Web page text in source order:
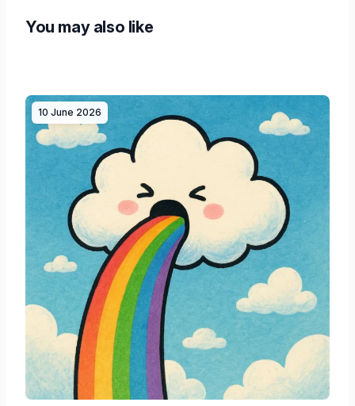
You may also like
10 June 2026